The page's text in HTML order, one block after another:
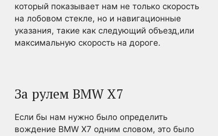
который показывает нам не только скорость
на лобовом стекле, но и навигационные
указания, такие как следующий объезд,или
максимальную скорость на дороге.
За рулем BMW X7
Если бы нам нужно было определить
вождение BMW X7 одним словом, это было